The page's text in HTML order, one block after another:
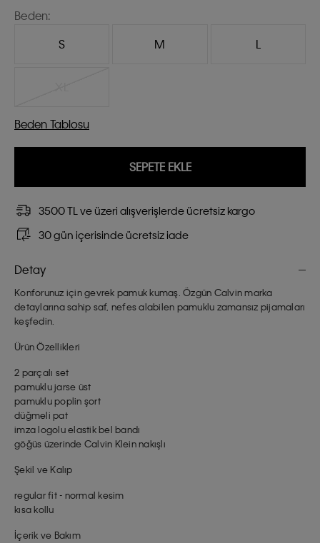
Beden:
S
M L
Beden Tablosu
SEPETE EKLE
3500 TL ve üzeri alışverişlerde ücretsiz kargo
30 gün içerisinde ücretsiz iade
Detay
Konforunuz için gevrek pamuk kumaş. Özgün Calvin marka
detaylarına sahip saf, nefes alabilen pamuklu zamansız pijamaları
keşfedin.
Ürün Özellikleri
2 parçalı set
pamuklu jarse üst
pamuklu poplin şort
düğmeli pat
imza logolu elastik bel bandı
göğüs üzerinde Calvin Klein nakışlı
Şekil ve Kalıp
regular fit - normal kesim
kısa kollu
İçerik ve Bakım